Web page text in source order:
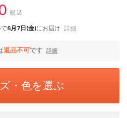
税込
8月7日(金)にお届け 詳細
返品不可です 詳細
・色を選ぶ